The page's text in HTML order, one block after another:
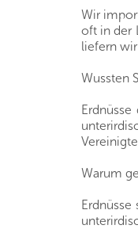
Wir
oft in der
liefern
Wussten
Warum